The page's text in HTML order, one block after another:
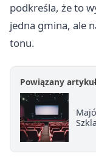
podkreśla, że to
jedna gmina, ale
tonu.
Powiązany artykuł